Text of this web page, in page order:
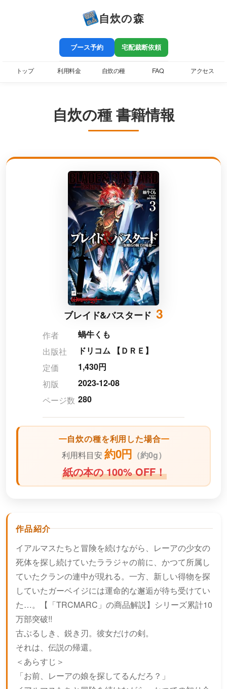
自炊の森
ブース予約 宅配裁断依頼
トップ 利用料金 自炊の種 FAQ アクセス
自炊の種 書籍情報
ブレイド&バスタード 3
作者
蝸牛くも
出版社
ドリコム 【ＤＲＥ】
定価
1,430円
初版
2023-12-08
ページ数 280
自炊の種を利用した場合
利用料目安約0円 （約0g）
紙の本の 100% OFF！
作品紹介
イアルマスたちと冒険を続けながら、レーアの少女の
死体を探し続けていたララジャの前に、かつて所属し
ていたクランの連中が現れる。一方、新しい得物を探
していたガーベイジには運命的な邂逅が待ち受けてい
た…。【「TRCMARC」の商品解説】シリーズ累計10
万部突破!!
古ぶるしき、鋭き刃。彼女だけの剣。
それは、伝説の帰還。
＜あらすじ＞
「お前、レーアの娘を探してるんだろ？」